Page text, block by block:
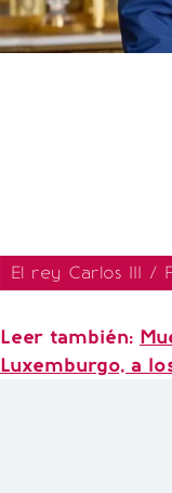
El rey Carlos III /
Leer también:
Luxemburgo, a